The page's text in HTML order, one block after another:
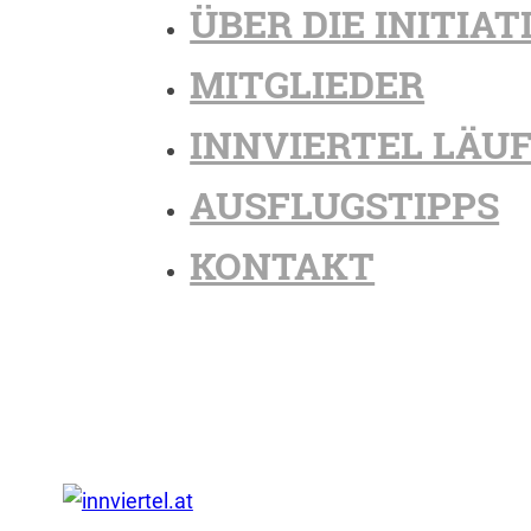
ÜBER DIE
MITGLIEDER
INNVIERTEL
AUSFLUGSTIPPS
KONTAKT